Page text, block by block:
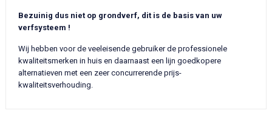
Bezuinig dus niet op grondverf, dit is de basis van uw
verfsysteem !
Wij hebben voor de veeleisende gebruiker de professionele
kwaliteitsmerken in huis en daarnaast een lijn goedkopere
alternatieven met een zeer concurrerende prijs-
kwaliteitsverhouding.